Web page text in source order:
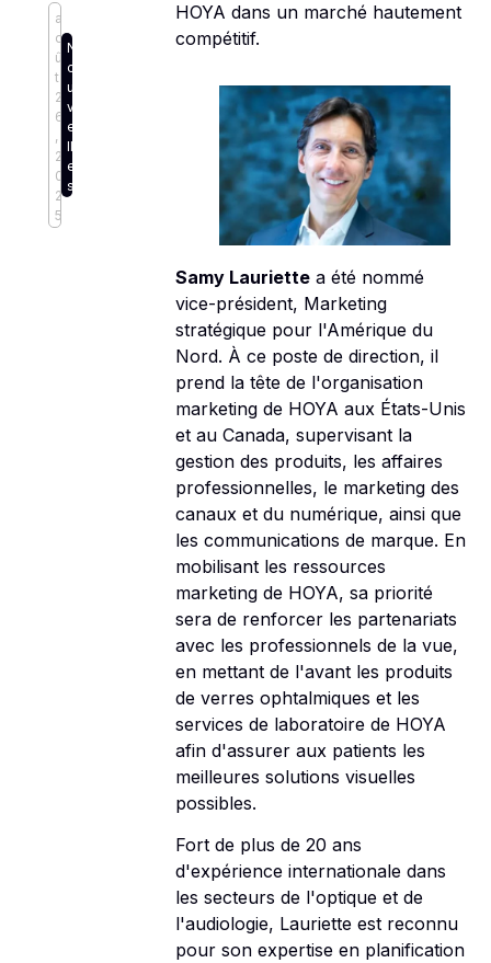
a
o
û
t
2
6
,
2
0
2
5
N
o
u
v
e
ll
e
s
HOYA dans un marché hautement
compétitif.
Samy Lauriette a été nommé
vice-président, Marketing
stratégique pour l'Amérique du
Nord. À ce poste de direction, il
prend la tête de l'organisation
marketing de HOYA aux États-Unis
et au Canada, supervisant la
gestion des produits, les affaires
professionnelles, le marketing des
canaux et du numérique, ainsi que
les communications de marque. En
mobilisant les ressources
marketing de HOYA, sa priorité
sera de renforcer les partenariats
avec les professionnels de la vue,
en mettant de l'avant les produits
de verres ophtalmiques et les
services de laboratoire de HOYA
afin d'assurer aux patients les
meilleures solutions visuelles
possibles.
Fort de plus de 20 ans
d'expérience internationale dans
les secteurs de l'optique et de
l'audiologie, Lauriette est reconnu
pour son expertise en planification